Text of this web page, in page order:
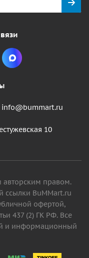
info@bummart.ru
10
правом.
ссылки BuMMart.ru
офертой,
437 (2) ГК РФ. Все
и информационный